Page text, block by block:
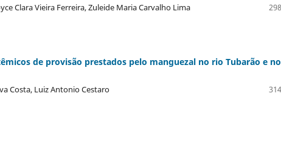
Clara Vieira Ferreira, Zuleide Maria Carvalho Lima
de provisão prestados pelo manguezal no rio Tubarão e
Costa, Luiz Antonio Cestaro